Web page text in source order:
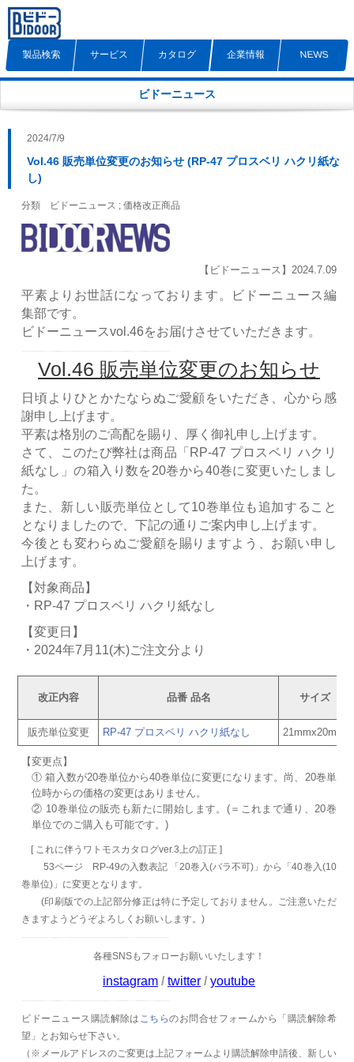
製品検索 サービス カタログ 企業情報 NEWS
ビドーニュース
2024/7/9
Vol.46 販売単位変更のお知らせ (RP-47 プロスベリ ハクリ紙な
し)
分類 ビドーニュース ; 価格改正商品
【ビドーニュース】2024.7.09
平素よりお世話になっております。ビドーニュース編
集部です。
ビドーニュースvol.46をお届けさせていただきます。
Vol.46 販売単位変更のお知らせ
日頃よりひとかたならぬご愛顧をいただき、心から感
謝申し上げます。
平素は格別のご高配を賜り、厚く御礼申し上げます。
さて、このたび弊社は商品「RP-47 プロスベリ ハクリ
紙なし」の箱入り数を20巻から40巻に変更いたしまし
た。
また、新しい販売単位として10巻単位も追加すること
となりましたので、下記の通りご案内申し上げます。
今後とも変わらぬご愛顧を賜りますよう、お願い申し
上げます。
【対象商品】
・RP-47 プロスベリ ハクリ紙なし
【変更日】
・2024年7月11(木)ご注文分より
改正内容 品番 品名 サイズ
販売単位変更 RP-47 プロスベリ ハクリ紙なし 21mmx20m
【変更点】
① 箱入数が20巻単位から40巻単位に変更になります。尚、20巻単
位時からの価格の変更はありません。
② 10巻単位の販売も新たに開始します。(＝これまで通り、20巻
単位でのご購入も可能です。)
[ これに伴うワトモスカタログver.3上の訂正 ]
53ページ RP-49の入数表記 「20巻入(バラ不可)」から「40巻入(10
巻単位)」に変更となります。
(印刷版での上記部分修正は特に予定しておりません。ご注意いただ
きますようどうぞよろしくお願いします。)
各種SNSもフォローお願いいたします！
instagram / twitter / youtube
ビドーニュース購読解除は こちらのお問合せフォームから「購読解除希
望」とお知らせ下さい。
（ ※メールアドレスのご変更は上記フォームより購読解除申請後、新しい